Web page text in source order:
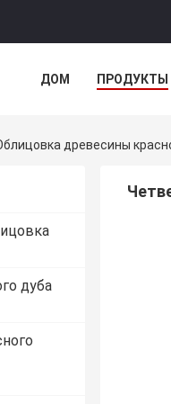
ДОМ ПРОДУКТЫ
древесины
дуба